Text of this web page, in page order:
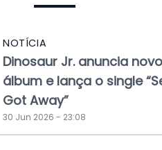
NOTÍCIA
Dinosaur Jr. anuncia novo
álbum e lança o single
Got Away”
30 Jun 2026 - 23:08